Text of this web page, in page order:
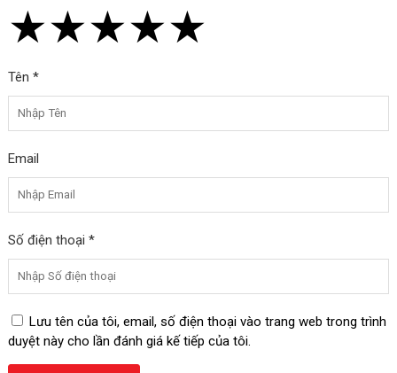
★
★★
★★★
★★★★
★★★★★
Tên *
Email
Số điện thoại *
Lưu tên của tôi, email, số điện thoại vào trang web trong trình
duyệt này cho lần đánh giá kế tiếp của tôi.